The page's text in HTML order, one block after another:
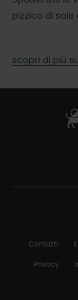
pizzico di sale
scopri di più
Contatti
Privacy